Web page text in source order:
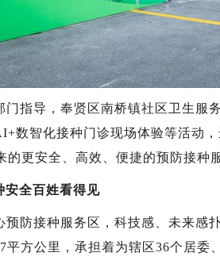
导，奉贤区南桥镇社区卫生服
数智化接种门诊现场体验等活动
更安全、高效、便捷的预防接种服
安全百姓看得见
接种服务区，科技感、未来感
方公里，承担着为辖区36个居委